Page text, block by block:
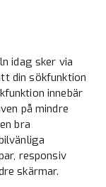
idag sker via
din sökfunktion
innebär
på mindre
bra
responsiv
skärmar.